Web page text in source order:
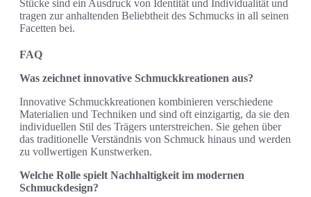
Stücke sind ein Ausdruck von Identität und Individualität und
tragen zur anhaltenden Beliebtheit des Schmucks in all seinen
Facetten bei.
FAQ
Was zeichnet innovative Schmuckkreationen aus?
Innovative Schmuckkreationen kombinieren verschiedene
Materialien und Techniken und sind oft einzigartig, da sie den
individuellen Stil des Trägers unterstreichen. Sie gehen über
das traditionelle Verständnis von Schmuck hinaus und werden
zu vollwertigen Kunstwerken.
Welche Rolle spielt Nachhaltigkeit im modernen
Schmuckdesign?